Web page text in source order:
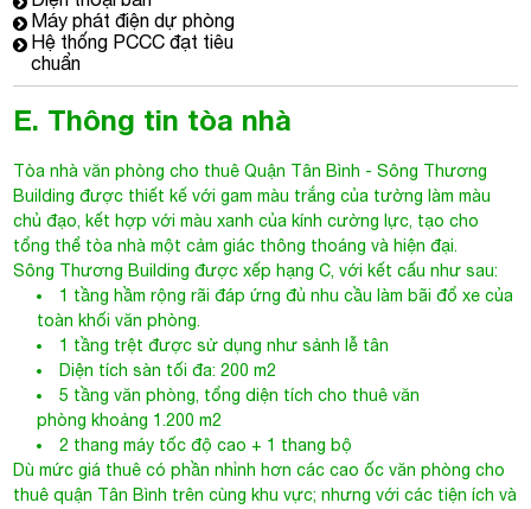
Máy phát điện dự phòng
Hệ thống PCCC đạt tiêu
chuẩn
E. Thông tin tòa nhà
Tòa nhà văn phòng cho thuê Quận Tân Bình - Sông Thương
Building được thiết kế với gam màu trắng của tường làm màu
chủ đạo, kết hợp với màu xanh của kính cường lực, tạo cho
tổng thể tòa nhà một cảm giác thông thoáng và hiện đại.
Sông Thương Building được xếp hạng C, với kết cấu như sau:
1 tầng hầm rộng rãi đáp ứng đủ nhu cầu làm bãi đổ xe của
toàn khối văn phòng.
1 tầng trệt được sử dụng như sảnh lễ tân
Diện tích sàn tối đa: 200 m2
5 tầng văn phòng, tổng diện tích cho thuê văn
phòng khoảng 1.200 m2
2 thang máy tốc độ cao + 1 thang bộ
Dù mức giá thuê có phần nhỉnh hơn các cao ốc văn phòng cho
thuê quận Tân Bình trên cùng khu vực; nhưng với các tiện ích và